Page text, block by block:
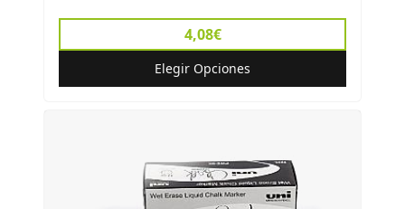
4,08€
Elegir Opciones